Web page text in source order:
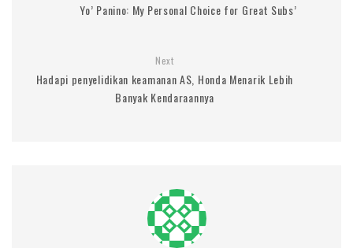
Yo’ Panino: My Personal Choice for Great Subs’
Next
Hadapi penyelidikan keamanan AS, Honda Menarik Lebih
Banyak Kendaraannya